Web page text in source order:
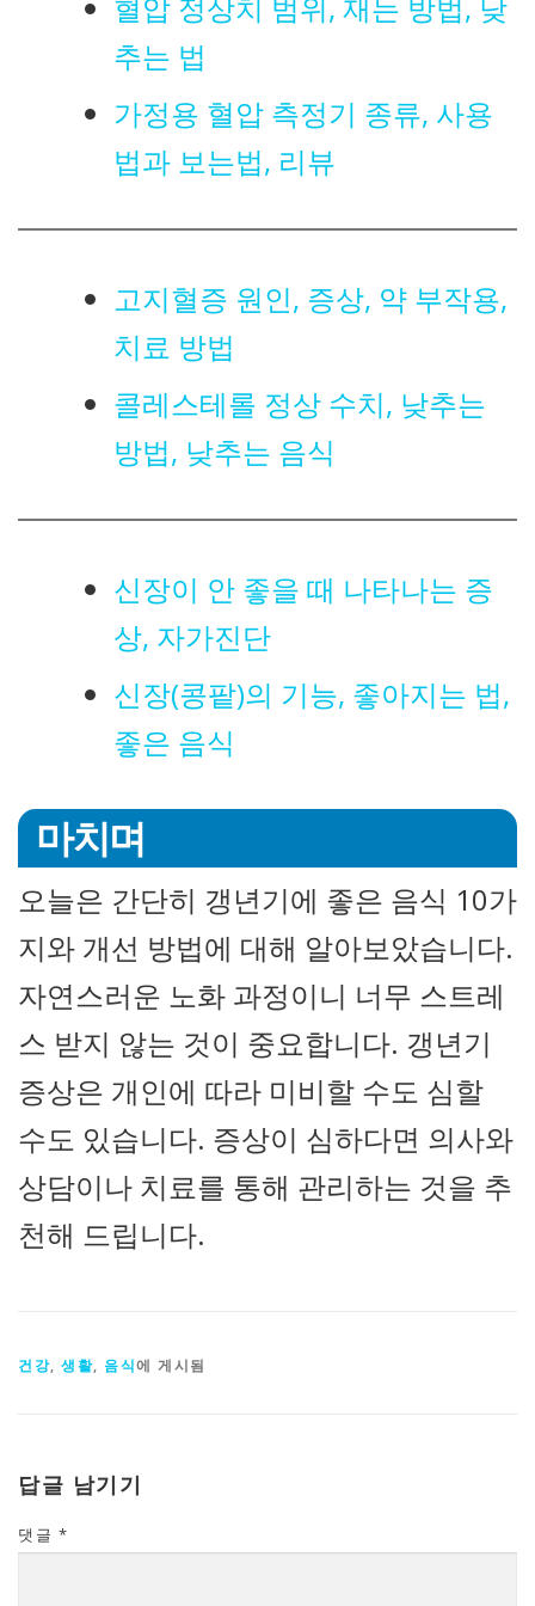
혈압 정상치 범위, 재는 방법, 낮
추는 법
가정용 혈압 측정기 종류, 사용
법과 보는법, 리뷰
고지혈증 원인, 증상, 약 부작용,
치료 방법
콜레스테롤 정상 수치, 낮추는
방법, 낮추는 음식
신장이 안 좋을 때 나타나는 증
상, 자가진단
신장(콩팥)의 기능, 좋아지는 법,
좋은 음식
마치며
오늘은 간단히 갱년기에 좋은 음식 10가
지와 개선 방법에 대해 알아보았습니다.
자연스러운 노화 과정이니 너무 스트레
스 받지 않는 것이 중요합니다. 갱년기
증상은 개인에 따라 미비할 수도 심할
수도 있습니다. 증상이 심하다면 의사와
상담이나 치료를 통해 관리하는 것을 추
천해 드립니다.
건강, 생활, 음식에 게시됨
답글 남기기
댓글 *